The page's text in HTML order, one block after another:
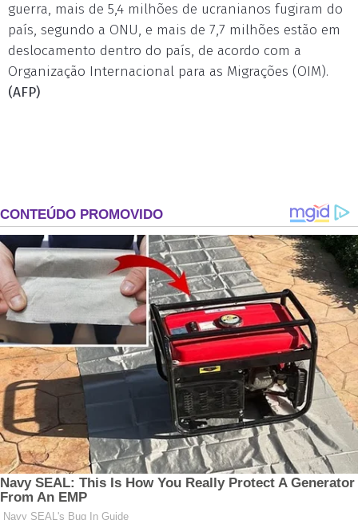
guerra, mais de 5,4 milhões de ucranianos fugiram do
país, segundo a ONU, e mais de 7,7 milhões estão em
deslocamento dentro do país, de acordo com a
Organização Internacional para as Migrações (OIM).
(AFP)